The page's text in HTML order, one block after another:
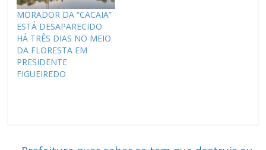
MORADOR DA “CACAIA”
ESTÁ DESAPARECIDO
HÁ TRÊS DIAS NO MEIO
DA FLORESTA EM
PRESIDENTE
FIGUEIREDO